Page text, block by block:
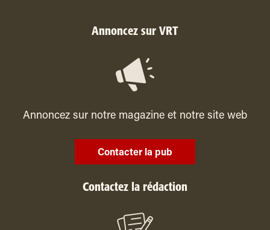
Annoncez sur VRT
Annoncez sur notre magazine et notre site web
Contacter la pub
Contactez la rédaction